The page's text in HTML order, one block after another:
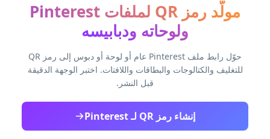
مولّد رمز QR لملفات Pinterest
ولوحاته ودبابيسه
حوّل رابط ملف Pinterest عام أو لوحة أو دبوس إلى رمز QR
للتغليف والكتالوجات والبطاقات واللافتات. اختبر الوجهة الدقيقة
قبل النشر.
إنشاء رمز QR لـ Pinterest